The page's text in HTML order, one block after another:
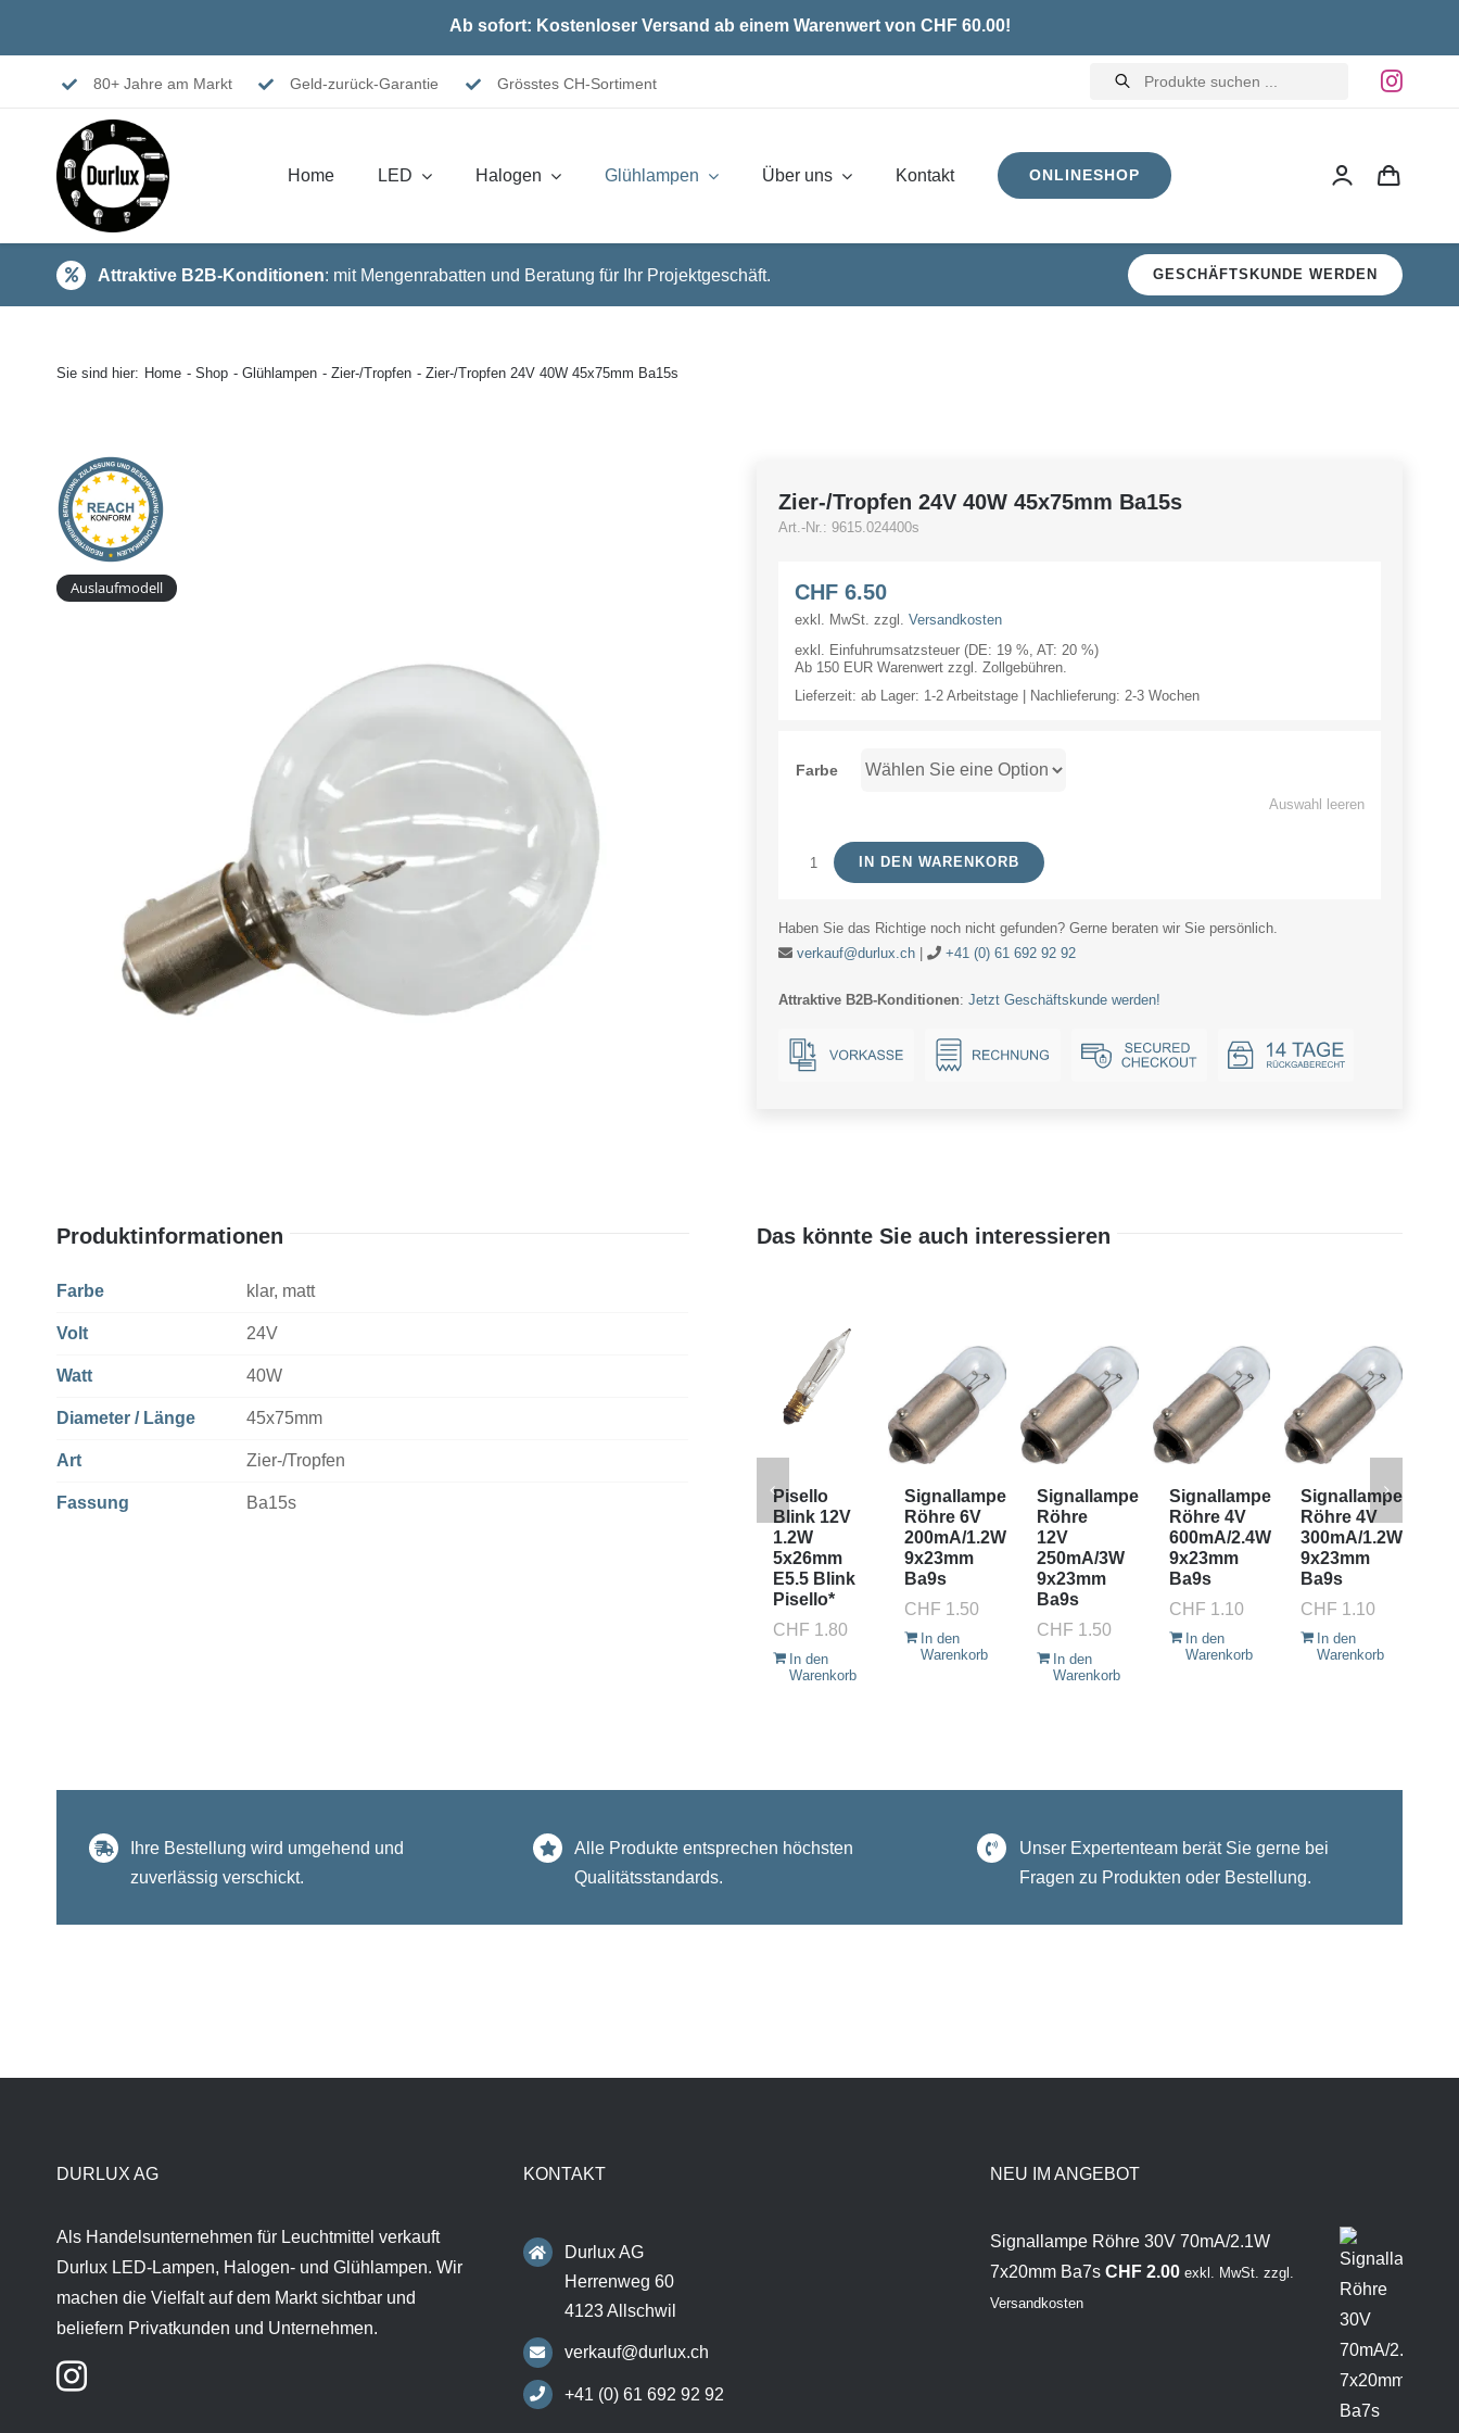
Ab sofort: Kostenloser Versand ab einem Warenwert von CHF 60.00!
80+ Jahre am Markt Geld-zurück-Garantie Grösstes CH-Sortiment
Products
search
Home LED Halogen Glühlampen Über uns Kontakt ONLINESHOP
Attraktive B2B-Konditionen: mit Mengenrabatten und Beratung für Ihr Projektgeschäft. GESCHÄFTSKUNDE WERDEN
Sie sind hier: Home Shop Glühlampen Zier-/Tropfen Zier-/Tropfen 24V 40W 45x75mm Ba15s
Auslaufmodell
Zier-/Tropfen 24V 40W 45x75mm Ba15s
Art.-Nr.: 9615.024400s
CHF6.50
exkl. MwSt. zzgl. Versandkosten
exkl. Einfuhrumsatzsteuer (DE: 19 %, AT: 20 %)
Ab 150 EUR Warenwert zzgl. Zollgebühren.
Lieferzeit: ab Lager: 1-2 Arbeitstage | Nachlieferung: 2-3 Wochen
Farbe
Auswahl leeren
Zier-/Tropfen
40W
Ba15s
IN DEN WARENKORB
Haben Sie das Richtige noch nicht gefunden? Gerne beraten wir Sie persönlich.
verkauf@durlux.ch| +41 (0) 61 692 92 92
Attraktive B2B-Konditionen: Jetzt Geschäftskunde werden!
Produktinformationen
Farbe klar, matt
Volt 24V
Watt 40W
Diameter / Länge 45x75mm
Art Zier-/Tropfen
Fassung Ba15s
Das könnte Sie auch interessieren
Pisello
Blink 12V
1.2W
5x26mm
E5.5 Blink
Pisello*
CHF 1.80
In den
Warenkorb
Signallampe
Röhre 6V
200mA/1.2W
9x23mm
Ba9s
CHF 1.50
In den
Warenkorb
Signallampe
Röhre
12V
250mA/3W
9x23mm
Ba9s
CHF 1.50
In den
Warenkorb
Signallampe
Röhre 4V
600mA/2.4W
9x23mm
Ba9s
CHF 1.10
In den
Warenkorb
Signallampe
Röhre 4V
300mA/1.2W
9x23mm
Ba9s
CHF 1.10
In den
Warenkorb
Ihre Bestellung wird umgehend und
zuverlässig verschickt.
Alle Produkte entsprechen höchsten
Qualitätsstandards.
Unser Expertenteam berät Sie gerne bei
Fragen zu Produkten oder Bestellung.
DURLUX AG
Als Handelsunternehmen für Leuchtmittel verkauft
Durlux LED-Lampen, Halogen- und Glühlampen. Wir
machen die Vielfalt auf dem Markt sichtbar und
beliefern Privatkunden und Unternehmen.
KONTAKT
Durlux AG
Herrenweg 60
4123 Allschwil
verkauf@durlux.ch
+41 (0) 61 692 92 92
NEU IM ANGEBOT
Signallampe Röhre 30V 70mA/2.1W
7x20mm Ba7s CHF2.00 exkl. MwSt. zzgl.
Versandkosten